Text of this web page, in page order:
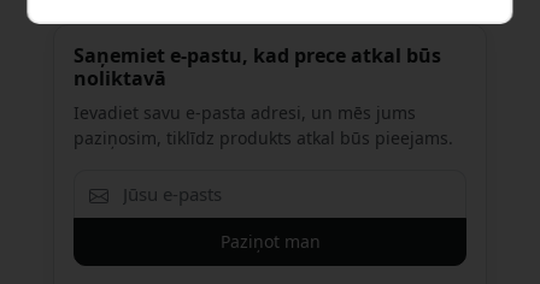
Saņemiet e-pastu, kad prece atkal būs
noliktavā
Ievadiet savu e-pasta adresi, un mēs jums
paziņosim, tiklīdz produkts atkal būs pieejams.
Paziņot man